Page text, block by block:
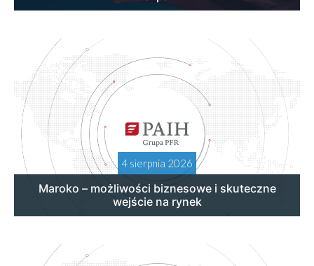
4 sierpnia 2026
Maroko – możliwości biznesowe i skuteczne
wejście na rynek